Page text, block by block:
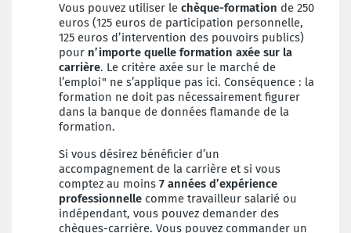
Vous pouvez utiliser le chèque-formation de 250
euros (125 euros de participation personnelle,
125 euros d’intervention des pouvoirs publics)
pour n’importe quelle formation axée sur la
carrière. Le critère axée sur le marché de
l’emploi" ne s’applique pas ici. Conséquence : la
formation ne doit pas nécessairement figurer
dans la banque de données flamande de la
formation.
Si vous désirez bénéficier d’un
accompagnement de la carrière et si vous
comptez au moins 7 années d’expérience
professionnelle comme travailleur salarié ou
indépendant, vous pouvez demander des
chèques-carrière. Vous pouvez commander un